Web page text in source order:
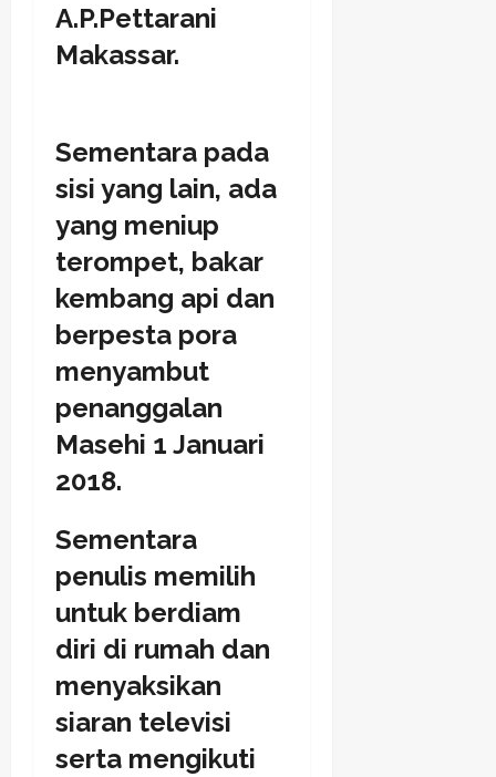
A.P.Pettarani
Makassar.
Sementara pada
sisi yang lain, ada
yang meniup
terompet, bakar
kembang api dan
berpesta pora
menyambut
penanggalan
Masehi 1 Januari
2018.
Sementara
penulis memilih
untuk berdiam
diri di rumah dan
menyaksikan
siaran televisi
serta mengikuti